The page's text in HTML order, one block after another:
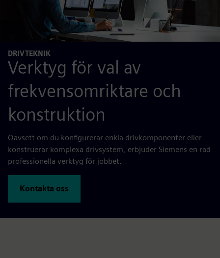
DRIVTEKNIK
Verktyg för val av
frekvensomriktare och
konstruktion
Oavsett om du konfigurerar enkla drivkomponenter eller
konstruerar komplexa drivsystem, erbjuder Siemens en rad
professionella verktyg för jobbet.
Kontakta oss